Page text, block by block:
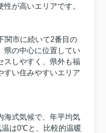
が高いエリアです。
関市に続いて2番目の
県の中心に位置してい
スしやすく、県外も福
すい住みやすいエリア
海式気候で、年平均気
は0℃と、比較的温暖